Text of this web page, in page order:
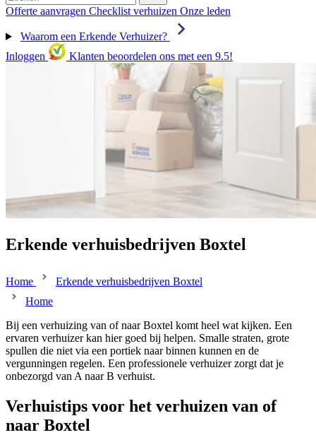
Offerte aanvragen Checklist verhuizen Onze leden
Waarom een Erkende Verhuizer?
Inloggen
Klanten beoordelen ons met een 9.5!
Erkende verhuisbedrijven Boxtel
Home
Erkende verhuisbedrijven Boxtel
Home
Bij een verhuizing van of naar Boxtel komt heel wat kijken. Een
ervaren verhuizer kan hier goed bij helpen. Smalle straten, grote
spullen die niet via een portiek naar binnen kunnen en de
vergunningen regelen. Een professionele verhuizer zorgt dat je
onbezorgd van A naar B verhuist.
Verhuistips voor het verhuizen van of
naar Boxtel